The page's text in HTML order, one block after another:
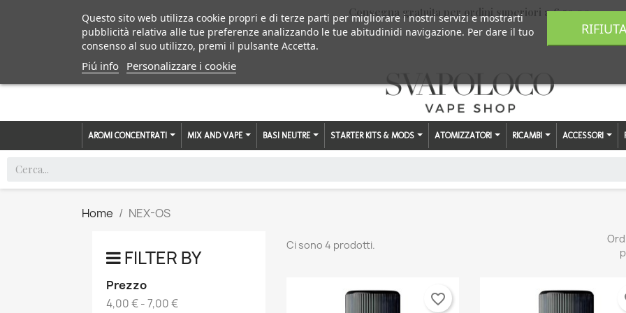
Consegna gratuita per ordini superiori a € 59,00
AROMI CONCENTRATI MIX AND VAPE BASI NEUTRE STARTER KITS & MODS ATOMIZZATORI RICAMBI ACCESSORI
Home NEX-OS
FILTER BY
Prezzo
4,00 € - 7,00 €
Ci sono 4 prodotti.
favorite_border
Questo sito web utilizza cookie propri e di terze parti per migliorare i nostri servizi e mostrarti
pubblicità relativa alle tue preferenze analizzando le tue abitudinidi navigazione. Per dare il tuo
consenso al suo utilizzo, premi il pulsante Accetta.
Piú info Personalizzare i cookie